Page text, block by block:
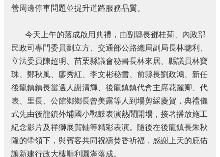
國
事
件
處
網
站
資
料
開
放
善周邊停車問題並提升道路服務品質。
今天上午的落成啟用典禮，由副縣長鄧桂菊、內政部
民政司專門委員劉立方、交通部公路總局副局長林聰利、
立法委員陳超明、苗栗縣議會秘書長林來居、縣議員林寶
珠、鄭秋風、廖秀紅、李文彬秘書、前縣長劉政鴻、新任
後龍鎮鎮長當選人謝清輝、後龍鎮鎮代會主席花麗卿、代
表、里長、公館鄉鄉長曾美露等人到場剪綵慶賀，典禮儀
式先由後龍鎮外埔國小戰鼓表演熱鬧開場，接著播放施工
紀念影片及祥獅展賀軸等精彩表演。隨後在後龍鎮長朱秋
隆的帶領下，與賓客共同祝禱焚香祈福，感謝上天的庇佑
讓新建行政大樓順利圓滿落成。